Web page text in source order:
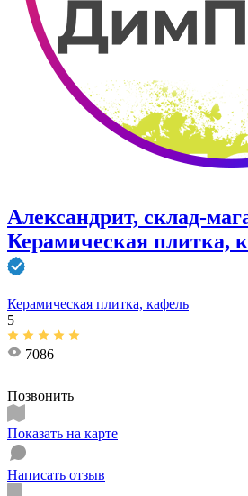
Александрит, склад-
Керамическая плитка,
Керамическая плитка, кафель
5
7086
Позвонить
Показать на карте
Написать отзыв